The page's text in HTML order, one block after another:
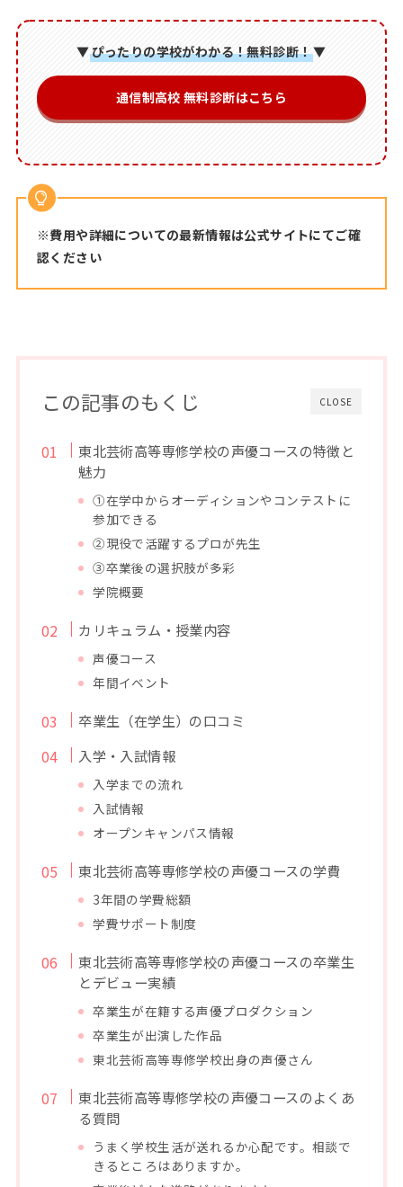
▼ぴったりの学校がわかる！無料診断！▼
通信制高校 無料診断はこちら
※費用や詳細についての最新情報は公式サイトにてご確
認ください
CLOSE
この記事のもくじ
東北芸術高等専修学校の声優コースの特徴と
魅力
①在学中からオーディションやコンテストに
参加できる
②現役で活躍するプロが先生
③卒業後の選択肢が多彩
学院概要
カリキュラム・授業内容
声優コース
年間イベント
卒業生（在学生）の口コミ
入学・入試情報
入学までの流れ
入試情報
オープンキャンパス情報
東北芸術高等専修学校の声優コースの学費
3年間の学費総額
学費サポート制度
東北芸術高等専修学校の声優コースの卒業生
とデビュー実績
卒業生が在籍する声優プロダクション
卒業生が出演した作品
東北芸術高等専修学校出身の声優さん
東北芸術高等専修学校の声優コースのよくあ
る質問
うまく学校生活が送れるか心配です。相談で
きるところはありますか。